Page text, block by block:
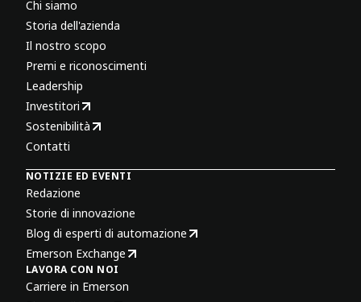
Chi siamo
Storia dell'azienda
Il nostro scopo
Premi e riconoscimenti
Leadership
Investitori
Sostenibilità
Contatti
NOTIZIE ED EVENTI
Redazione
Storie di innovazione
Blog di esperti di automazione
Emerson Exchange
LAVORA CON NOI
Carriere in Emerson